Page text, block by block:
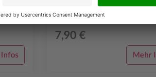
Infos
7,90 €
Mehr